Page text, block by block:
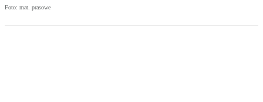
Foto: mat. prasowe